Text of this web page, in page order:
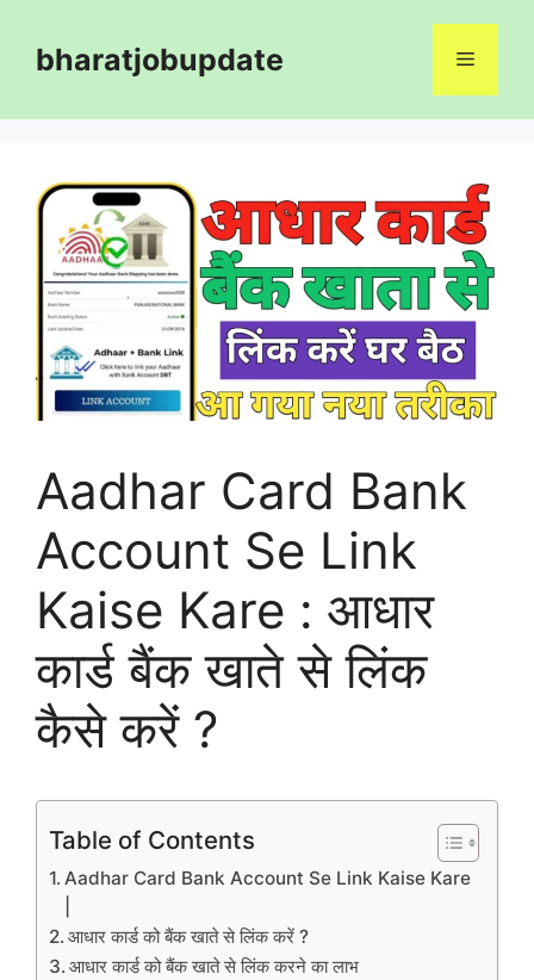
contentbharatjobupdate Menu
Aadhar Card Bank
Account Se Link
Kaise Kare : आधार
कार्ड बैंक खाते से लिंक
कैसे करें ?
Table of Contents
Aadhar Card Bank Account Se Link Kaise Kare
आधार कार्ड को बैंक खाते से लिंक करें ?
आधार कार्ड को बैंक खाते से लिंक करने का लाभ